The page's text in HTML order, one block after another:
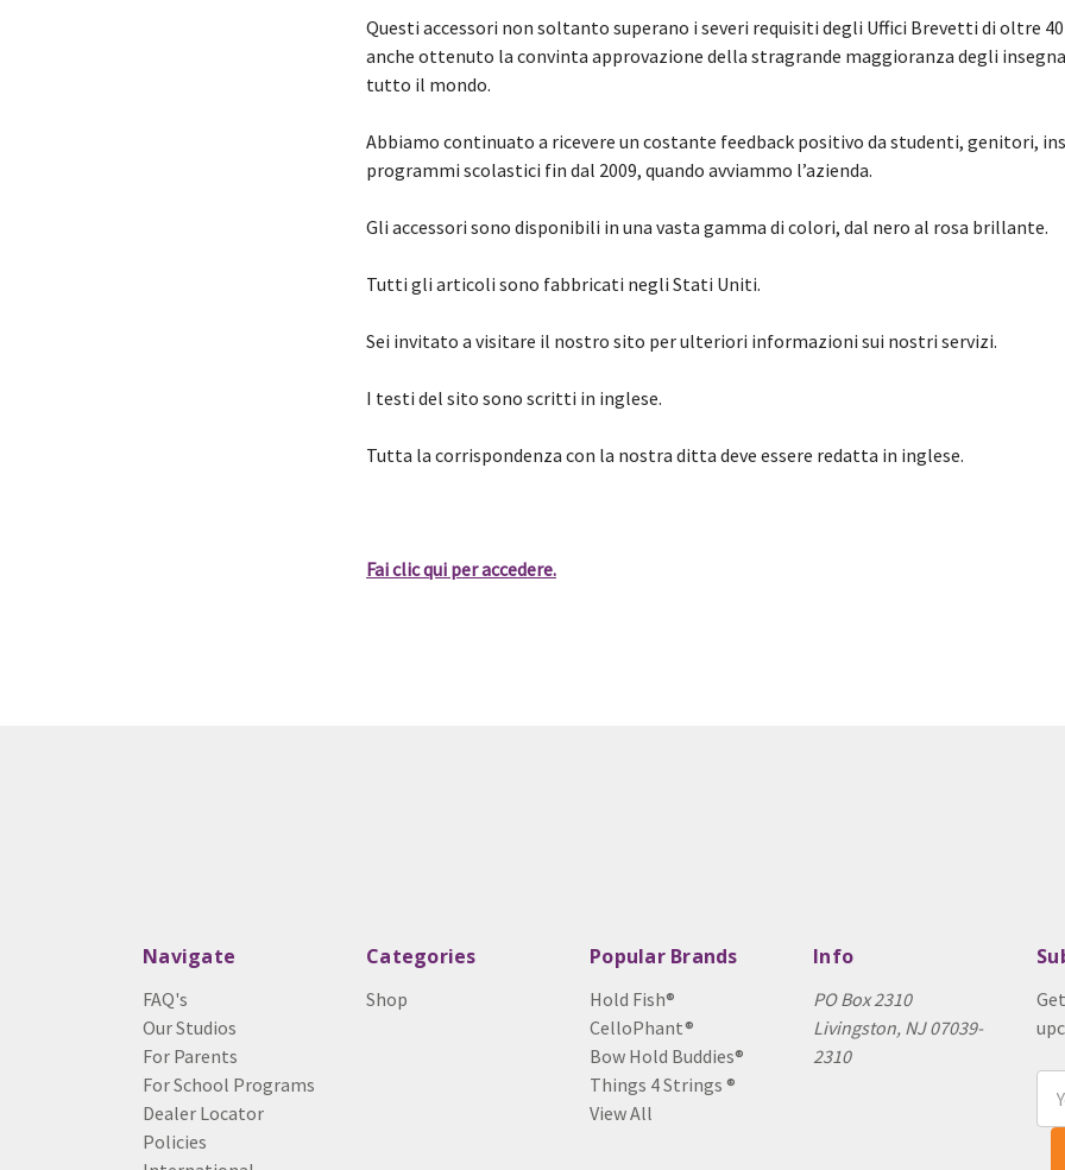
Questi accessori non soltanto superano i severi requisiti degli Uffici Brevetti di oltre
anche ottenuto la convinta approvazione della stragrande maggioranza degli
tutto il mondo.
Abbiamo continuato a ricevere un costante feedback positivo da studenti, genitori,
programmi scolastici fin dal 2009, quando avviammo l’azienda.
Gli accessori sono disponibili in una vasta gamma di colori, dal nero al rosa brillante.
Tutti gli articoli sono fabbricati negli Stati Uniti.
Sei invitato a visitare il nostro sito per ulteriori informazioni sui nostri servizi.
I testi del sito sono scritti in inglese.
Tutta la corrispondenza con la nostra ditta deve essere redatta in inglese.
Fai clic qui per accedere.
Navigate
FAQ's
Our Studios
For Parents
For School Programs
Dealer Locator
Policies
Categories
Shop
Popular Brands
Hold Fish®
CelloPhant®
Bow Hold Buddies®
Things 4 Strings ®
View All
Info
PO Box 2310
Livingston, NJ 07039-
2310